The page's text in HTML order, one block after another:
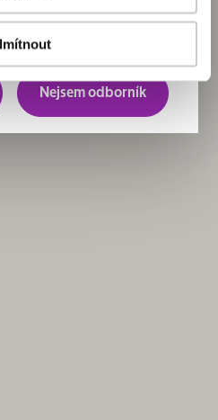
Nejsem odborník